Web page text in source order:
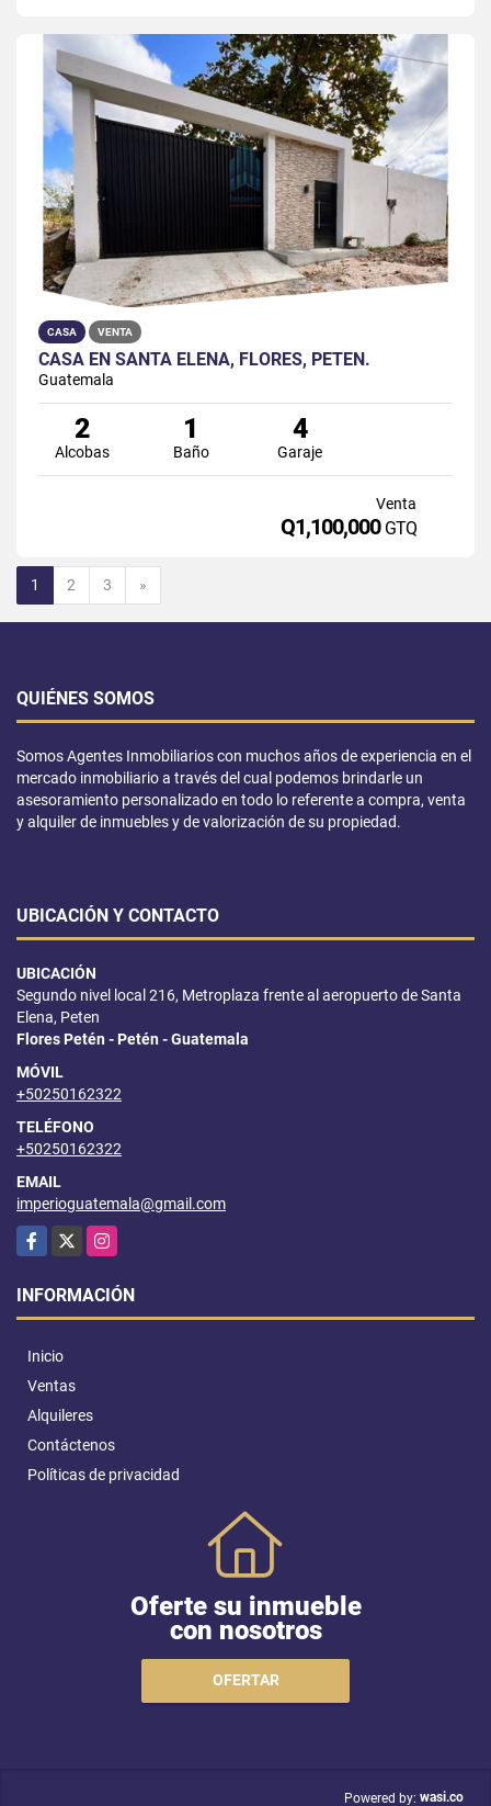
CASA VENTA
CASA EN SANTA ELENA, FLORES, PETÉN.
Guatemala
2
Alcobas
1
Baño
4
Garaje
Venta
Q1,100,000 GTQ
1 2 3 »
QUIÉNES SOMOS
Somos Agentes Inmobiliarios con muchos años de experiencia en el
mercado inmobiliario a través del cual podemos brindarle un
asesoramiento personalizado en todo lo referente a compra, venta
y alquiler de inmuebles y de valorización de su propiedad.
UBICACIÓN Y CONTACTO
UBICACIÓN
Segundo nivel local 216, Metroplaza frente al aeropuerto de Santa
Elena, Peten
Flores Petén - Petén - Guatemala
MÓVIL
+50250162322
TELÉFONO
+50250162322
EMAIL
imperioguatemala@gmail.com
Facebook
X Instagram
INFORMACIÓN
Inicio
Ventas
Alquileres
Contáctenos
Políticas de privacidad
Oferte su inmueble
con nosotros
OFERTAR
Powered by: wasi.co